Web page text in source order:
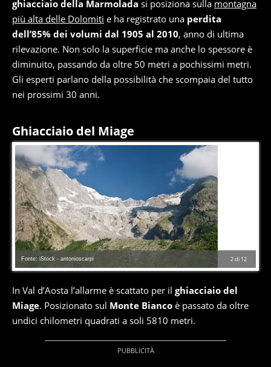
ghiacciaio della Marmolada si posiziona sulla montagna
più alta delle Dolomiti e ha registrato una perdita
dell’85% dei volumi dal 1905 al 2010, anno di ultima
rilevazione. Non solo la superficie ma anche lo spessore è
diminuito, passando da oltre 50 metri a pochissimi metri.
Gli esperti parlano della possibilità che scompaia del tutto
nei prossimi 30 anni.
Ghiacciaio del Miage
2di 12
Fonte: iStock - antonioscarpi
In Val d’Aosta l’allarme è scattato per il ghiacciaio del
Miage. Posizionato sul Monte Bianco è passato da oltre
undici chilometri quadrati a soli 5810 metri.